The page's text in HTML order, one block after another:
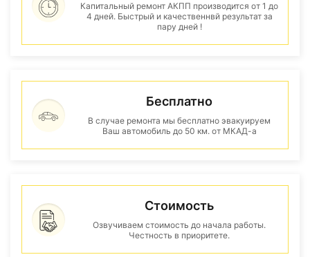
Капитальный ремонт АКПП производится от 1 до
4 дней. Быстрый и качественнвй результат за
пару дней !
Бесплатно
В случае ремонта мы бесплатно эвакуируем
Ваш автомобиль до 50 км. от МКАД-а
Стоимость
Озвучиваем стоимость до начала работы.
Честность в приоритете.